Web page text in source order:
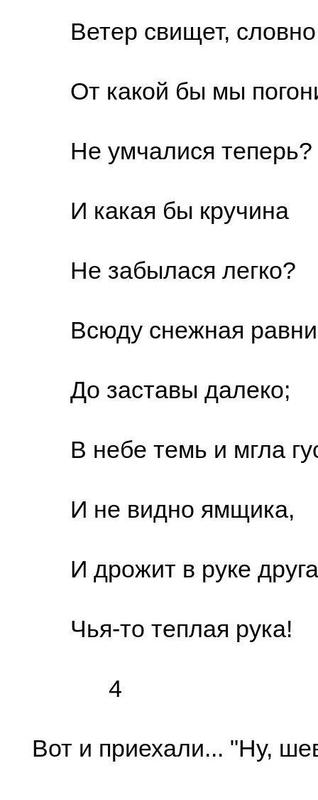
Ветер свищет, словно
От какой бы мы
Не умчалися теперь?
И какая бы кручина
Не забылася легко?
Всюду снежная
До заставы далеко;
В небе темь и мгла
И не видно ямщика,
И дрожит в руке
Чья-то теплая рука!
4
Вот и приехали... "Ну,